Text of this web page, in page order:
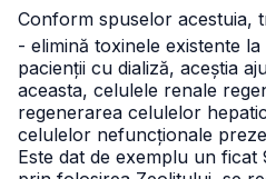
Conform spuselor acestuia,
- elimină toxinele existente
pacienții cu dializă, aceștia
aceasta, celulele renale
regenerarea celulelor
celulelor nefuncționale
Este dat de exemplu un